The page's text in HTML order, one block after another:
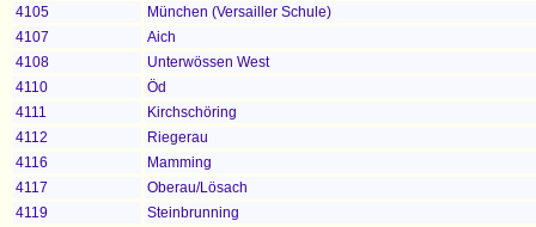
4105
München (Versailler Schule)
4107
Aich
4108
Unterwössen West
4110
Öd
4111
Kirchschöring
4112
Riegerau
4116
Mamming
4117
Oberau/Lösach
4119
Steinbrunning